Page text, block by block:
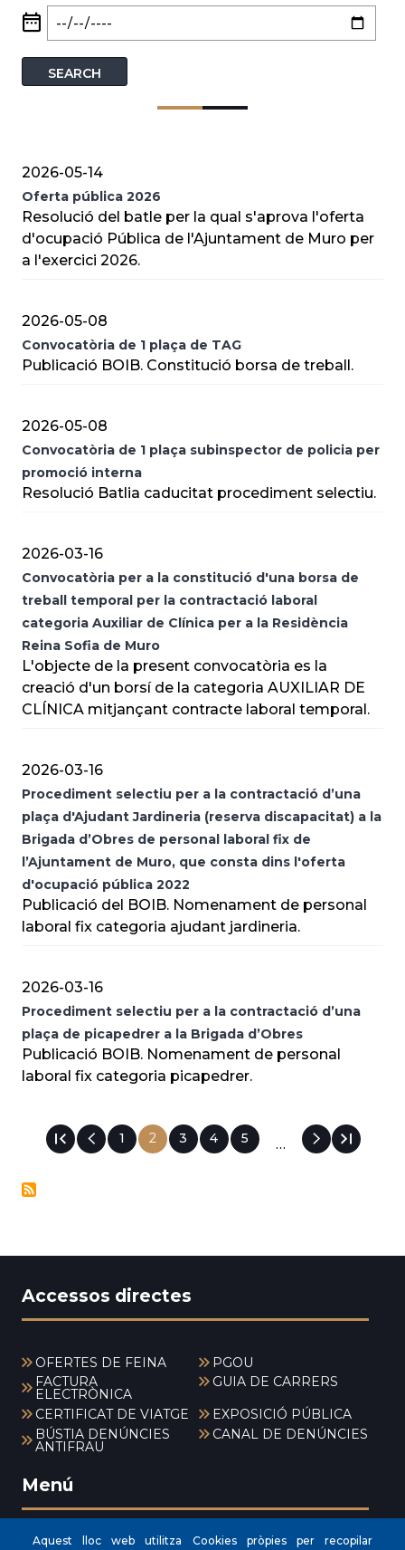
2026-05-14
Oferta pública 2026
Resolució del batle per la qual s'aprova l'oferta
d'ocupació Pública de l'Ajuntament de Muro per
a l'exercici 2026.
2026-05-08
Convocatòria de 1 plaça de TAG
Publicació BOIB. Constitució borsa de treball.
2026-05-08
Convocatòria de 1 plaça subinspector de policia per
promoció interna
Resolució Batlia caducitat procediment selectiu.
2026-03-16
Convocatòria per a la constitució d'una borsa de
treball temporal per la contractació laboral
categoria Auxiliar de Clínica per a la Residència
Reina Sofia de Muro
L'objecte de la present convocatòria es la
creació d'un borsí de la categoria AUXILIAR DE
CLÍNICA mitjançant contracte laboral temporal.
2026-03-16
Procediment selectiu per a la contractació d’una
plaça d'Ajudant Jardineria (reserva discapacitat) a la
Brigada d’Obres de personal laboral fix de
l’Ajuntament de Muro, que consta dins l'oferta
d'ocupació pública 2022
Publicació del BOIB. Nomenament de personal
laboral fix categoria ajudant jardineria.
2026-03-16
Procediment selectiu per a la contractació d’una
plaça de picapedrer a la Brigada d’Obres
Publicació BOIB. Nomenament de personal
laboral fix categoria picapedrer.
PAGINACIÓ
Pàgina
1
Pàgina
actual
2 Pàgina
3 Pàgina
4 Pàgina
5 …
Accessos directes
OFERTES DE FEINA
PGOU
FACTURA
ELECTRÒNICA
GUIA DE CARRERS
CERTIFICAT DE VIATGE
EXPOSICIÓ PÚBLICA
BÚSTIA DENÚNCIES
ANTIFRAU
CANAL DE DENÚNCIES
Menú
Aquest lloc web utilitza Cookies pròpies per recopilar